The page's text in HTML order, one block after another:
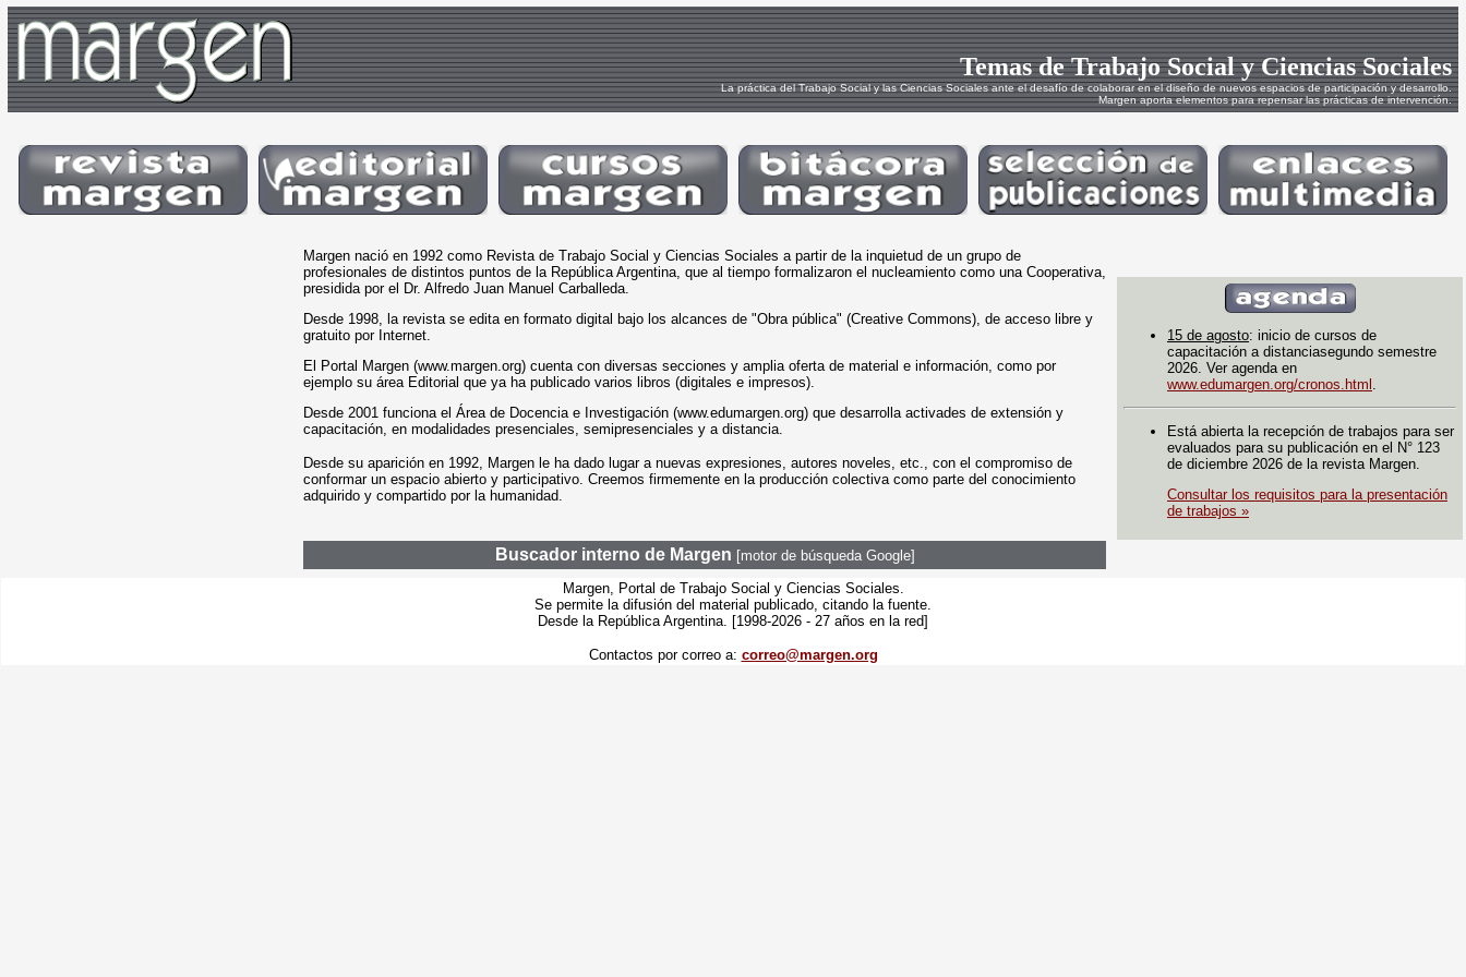
Temas de Trabajo Social y Ciencias Sociales
La práctica del Trabajo Social y las Ciencias Sociales ante el desafío de colaborar en el diseño de nuevos espacios de participación y desarrollo.
Margen aporta elementos para repensar las prácticas de intervención.
Margen nació en 1992 como Revista de Trabajo Social y Ciencias Sociales a partir de la inquietud de un grupo de
profesionales de distintos puntos de la República Argentina, que al tiempo formalizaron el nucleamiento como una Cooperativa,
presidida por el Dr. Alfredo Juan Manuel Carballeda.
Desde 1998, la revista se edita en formato digital bajo los alcances de "Obra pública" (Creative Commons), de acceso libre y
gratuito por Internet.
El Portal Margen (www.margen.org) cuenta con diversas secciones y amplia oferta de material e información, como por
ejemplo su área Editorial que ya ha publicado varios libros (digitales e impresos).
Desde 2001 funciona el Área de Docencia e Investigación (www.edumargen.org) que desarrolla activades de extensión y
capacitación, en modalidades presenciales, semipresenciales y a distancia.
Desde su aparición en 1992, Margen le ha dado lugar a nuevas expresiones, autores noveles, etc., con el compromiso de
conformar un espacio abierto y participativo. Creemos firmemente en la producción colectiva como parte del conocimiento
adquirido y compartido por la humanidad.
Buscador interno de Margen [motor de búsqueda Google]
15 de agosto: inicio de cursos de
capacitación a distanciasegundo semestre
2026. Ver agenda en
www.edumargen.org/cronos.html .
Está abierta la recepción de trabajos para ser
evaluados para su publicación en el N° 123
de diciembre 2026 de la revista Margen.
Consultar los requisitos para la presentación
de trabajos »
Margen, Portal de Trabajo Social y Ciencias Sociales.
Se permite la difusión del material publicado, citando la fuente.
Desde la República Argentina. [1998-2026 - 27 años en la red]
Contactos por correo a: correo@margen.org